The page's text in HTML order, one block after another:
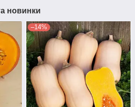
новинки
–14%